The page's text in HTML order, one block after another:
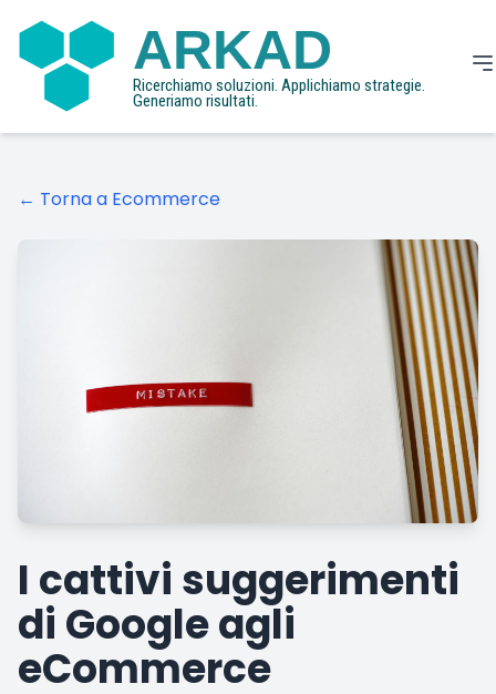
ARKAD
Ricerchiamo soluzioni. Applichiamo strategie.
Generiamo risultati.
← Torna a Ecommerce
I cattivi suggerimenti
di Google agli
eCommerce